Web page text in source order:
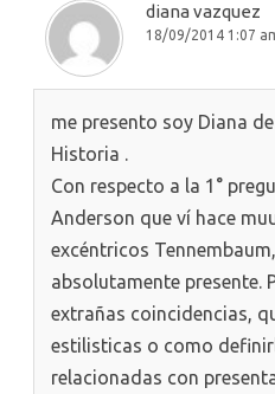
diana vazquez
18/09/2014 1:07
me presento soy Diana
Historia .
Con respecto a la 1°
Anderson que ví hace
excéntricos
absolutamente presente.
extrañas coincidencias,
estilisticas o como
relacionadas con